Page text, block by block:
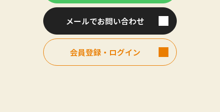
メールでお問い合わせ
会員登録・ログイン